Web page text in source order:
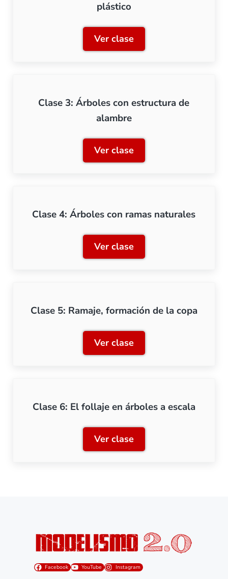
plástico
Ver claseClase 2: Árboles con
Clase 3: Árboles con estructura de
alambre
Ver claseClase 3: Árboles con
Clase 4: Árboles con ramas naturales
Ver claseClase 4: Árboles con
Clase 5: Ramaje, formación de la copa
Ver claseClase 5: Ramaje,
Clase 6: El follaje en árboles a escala
Ver claseClase 6: El follaje en
Facebook YouTube Instagram